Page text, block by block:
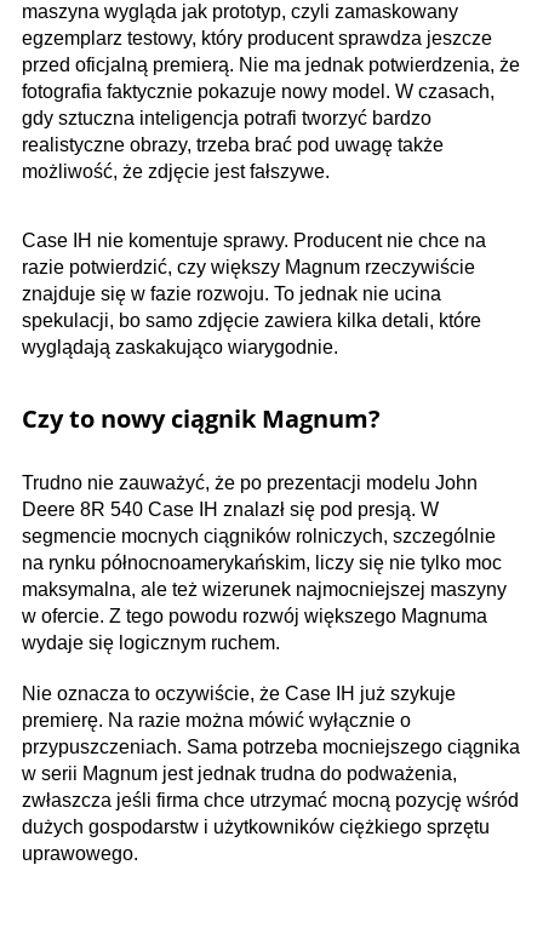
maszyna wygląda jak prototyp, czyli zamaskowany
egzemplarz testowy, który producent sprawdza jeszcze
przed oficjalną premierą. Nie ma jednak potwierdzenia, że
fotografia faktycznie pokazuje nowy model. W czasach,
gdy sztuczna inteligencja potrafi tworzyć bardzo
realistyczne obrazy, trzeba brać pod uwagę także
możliwość, że zdjęcie jest fałszywe.
Case IH nie komentuje sprawy. Producent nie chce na
razie potwierdzić, czy większy Magnum rzeczywiście
znajduje się w fazie rozwoju. To jednak nie ucina
spekulacji, bo samo zdjęcie zawiera kilka detali, które
wyglądają zaskakująco wiarygodnie.
Czy to nowy ciągnik Magnum?
Trudno nie zauważyć, że po prezentacji modelu John
Deere 8R 540 Case IH znalazł się pod presją. W
segmencie mocnych ciągników rolniczych, szczególnie
na rynku północnoamerykańskim, liczy się nie tylko moc
maksymalna, ale też wizerunek najmocniejszej maszyny
w ofercie. Z tego powodu rozwój większego Magnuma
wydaje się logicznym ruchem.
Nie oznacza to oczywiście, że Case IH już szykuje
premierę. Na razie można mówić wyłącznie o
przypuszczeniach. Sama potrzeba mocniejszego ciągnika
w serii Magnum jest jednak trudna do podważenia,
zwłaszcza jeśli firma chce utrzymać mocną pozycję wśród
dużych gospodarstw i użytkowników ciężkiego sprzętu
uprawowego.